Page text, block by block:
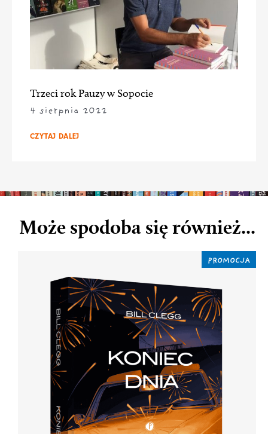
Trzeci rok Pauzy w Sopocie
4 sierpnia 2022
CZYTAJ DALEJ
Może spodoba się również...
PROMOCJA